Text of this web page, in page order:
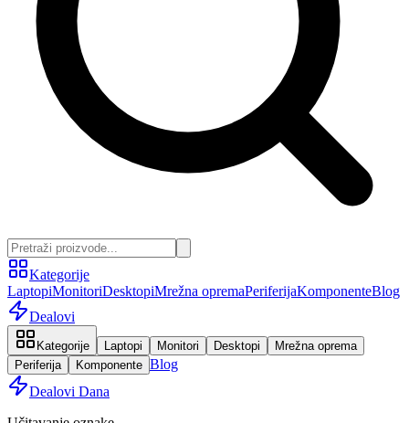
Kategorije
LaptopiMonitoriDesktopiMrežna opremaPeriferijaKomponenteBlog
Dealovi
Kategorije Laptopi Monitori Desktopi
Mrežna oprema
Periferija
Komponente Blog
Dealovi Dana